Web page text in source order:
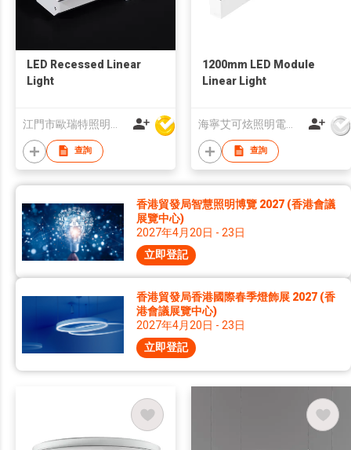
LED Recessed Linear
Light
查詢
1200mm LED Module
Linear Light
查詢
香港貿發局智慧照明博覽 2027 (香港會議
展覽中心)
2027年4月20日 - 23日
立即登記
香港貿發局香港國際春季燈飾展 2027 (香
港會議展覽中心)
2027年4月20日 - 23日
立即登記